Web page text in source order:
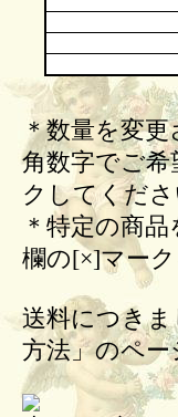
＊数量を変
角数字でご
クしてくださ
＊特定の商
欄の[×]マー
送料につき
方法」のペー